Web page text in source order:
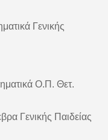
Γενικής
Ο.Π. Θετ.
Γενικής Παιδείας